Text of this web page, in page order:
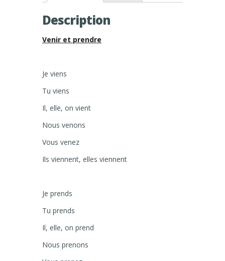
Description
Venir et prendre
Je viens
Tu viens
Il, elle, on vient
Nous venons
Vous venez
Ils viennent, elles viennent
Je prends
Tu prends
Il, elle, on prend
Nous prenons